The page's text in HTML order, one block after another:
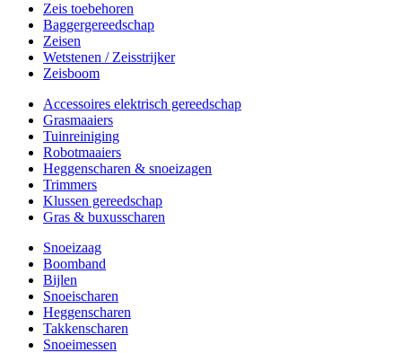
Zeis toebehoren
Baggergereedschap
Zeisen
Wetstenen / Zeisstrijker
Zeisboom
Accessoires elektrisch gereedschap
Grasmaaiers
Tuinreiniging
Robotmaaiers
Heggenscharen & snoeizagen
Trimmers
Klussen gereedschap
Gras & buxusscharen
Snoeizaag
Boomband
Bijlen
Snoeischaren
Heggenscharen
Takkenscharen
Snoeimessen